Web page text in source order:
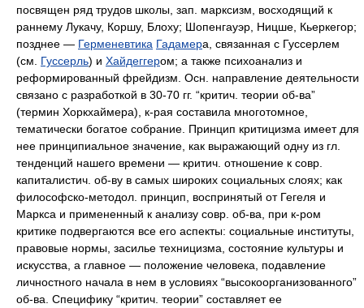
посвящен ряд трудов школы, зап. марксизм, восходящий к
раннему Лукачу, Коршу, Блоху; Шопенгауэр, Ницше, Кьеркегор;
позднее — Герменевтика Гадамера, связанная с Гуссерлем
(см. Гуссерль) и Хайдеггером; а также психоанализ и
реформированный фрейдизм. Осн. направление деятельности
связано с разработкой в 30-70 гг. “критич. теории об-ва”
(термин Хоркхаймера), к-рая составила многотомное,
тематически богатое собрание. Принцип критицизма имеет для
нее принципиальное значение, как выражающий одну из гл.
тенденций нашего времени — критич. отношение к совр.
капиталистич. об-ву в самых широких социальных слоях; как
философско-методол. принцип, воспринятый от Гегеля и
Маркса и примененный к анализу совр. об-ва, при к-ром
критике подвергаются все его аспекты: социальные институты,
правовые нормы, засилье техницизма, состояние культуры и
искусства, а главное — положение человека, подавление
личностного начала в нем в условиях “высокоорганизованного”
об-ва. Специфику “критич. теории” составляет ее